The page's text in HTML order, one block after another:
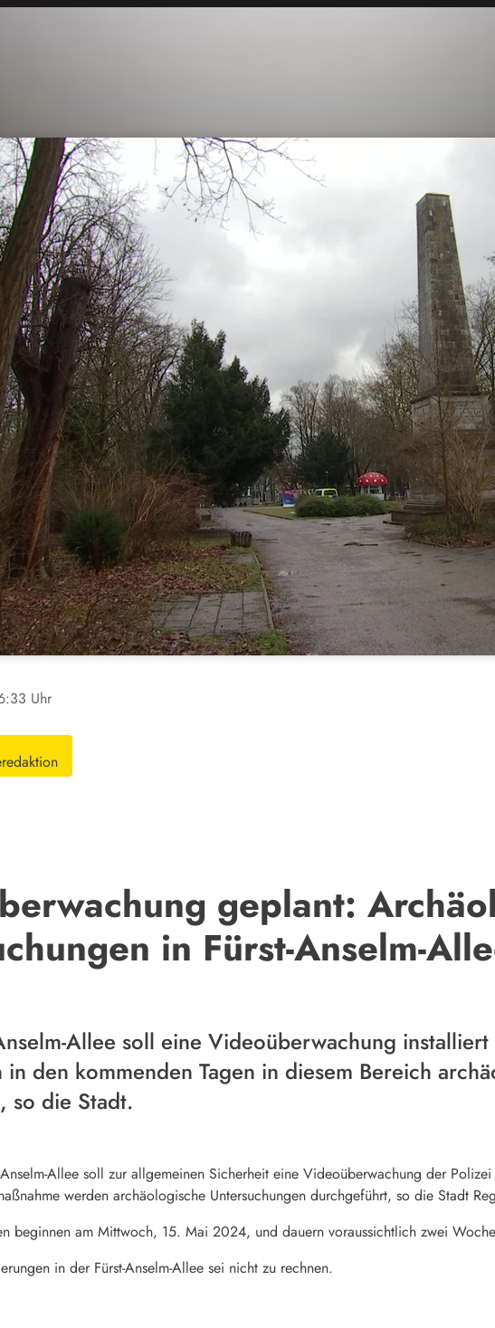
Uhr
geplant:
in Fürst-Anselm-
Allee soll eine Videoüberwachung
den kommenden Tagen in diesem Bereich
so die Stadt.
Allee soll zur allgemeinen Sicherheit eine Videoüberwachung der
werden archäologische Untersuchungen durchgeführt, so die Stadt
beginnen am Mittwoch, 15. Mai 2024, und dauern voraussichtlich zwei
in der Fürst-Anselm-Allee sei nicht zu rechnen.